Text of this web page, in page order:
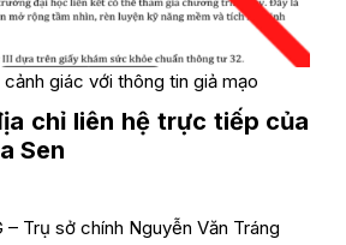
cảnh giác với thông tin giả mạo
chỉ liên hệ trực tiếp của
Sen
– Trụ sở chính Nguyễn Văn Tráng